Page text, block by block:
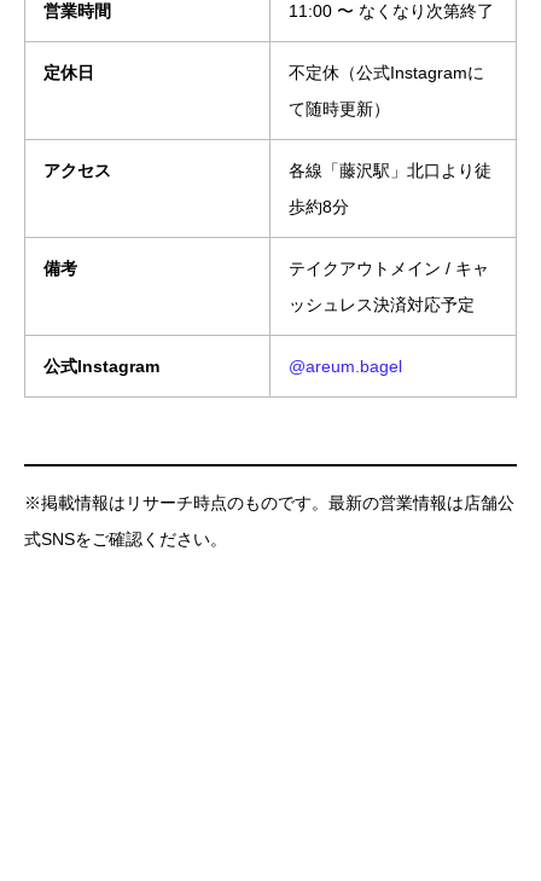
営業時間 11:00 〜 なくなり次第終了
定休日
不定休（公式Instagramに
て随時更新）
アクセス
各線「藤沢駅」北口より徒
歩約8分
備考
テイクアウトメイン / キャ
ッシュレス決済対応予定
公式Instagram @areum.bagel
※掲載情報はリサーチ時点のものです。最新の営業情報は店舗公
式SNSをご確認ください。